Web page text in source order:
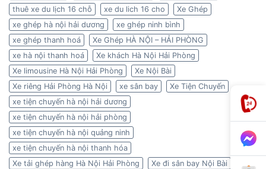
thuê xe du lịch 16 chỗ
xe du lich 16 cho
Xe Ghép
xe ghép hà nội hải dương
xe ghép ninh bình
xe ghép thanh hoá
Xe Ghép HÀ NỘI – HẢI PHÒNG
xe hà nội thanh hoá
Xe khách Hà Nội Hải Phòng
Xe limousine Hà Nội Hải Phòng
Xe Nội Bài
Xe riêng Hải Phòng Hà Nội
xe sân bay
Xe Tiện Chuyến
xe tiện chuyến hà nội hải dương
xe tiện chuyến hà nội hải phòng
xe tiện chuyến hà nội quảng ninh
xe tiện chuyến hà nội thanh hóa
Xe tải ghép hàng Hà Nội Hải Phòng
Xe đi sân bay Nội Bài